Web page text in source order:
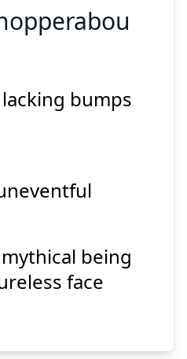
Show answer
っぺら
Show answer
bumps
being
face